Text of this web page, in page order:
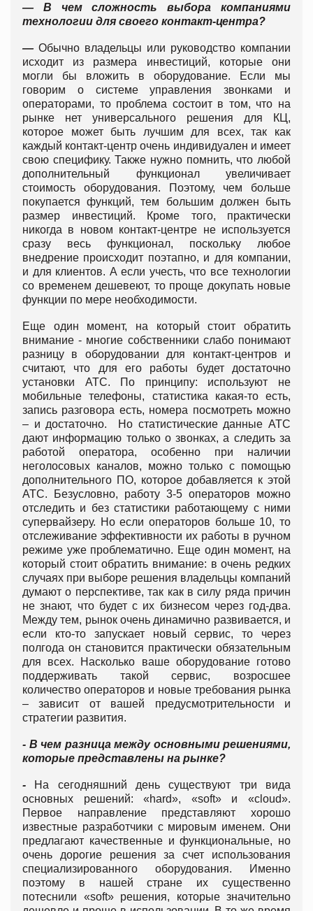
— В чем сложность выбора компаниями
технологии для своего контакт-центра?
— Обычно владельцы или руководство компании
исходит из размера инвестиций, которые они
могли бы вложить в оборудование. Если мы
говорим о системе управления звонками и
операторами, то проблема состоит в том, что на
рынке нет универсального решения для КЦ,
которое может быть лучшим для всех, так как
каждый контакт-центр очень индивидуален и имеет
свою специфику. Также нужно помнить, что любой
дополнительный функционал увеличивает
стоимость оборудования. Поэтому, чем больше
покупается функций, тем большим должен быть
размер инвестиций. Кроме того, практически
никогда в новом контакт-центре не используется
сразу весь функционал, поскольку любое
внедрение происходит поэтапно, и для компании,
и для клиентов. А если учесть, что все технологии
со временем дешевеют, то проще докупать новые
функции по мере необходимости.
Еще один момент, на который стоит обратить
внимание - многие собственники слабо понимают
разницу в оборудовании для контакт-центров и
считают, что для его работы будет достаточно
установки АТС. По принципу: используют не
мобильные телефоны, статистика какая-то есть,
запись разговора есть, номера посмотреть можно
– и достаточно. Но статистические данные АТС
дают информацию только о звонках, а следить за
работой оператора, особенно при наличии
неголосовых каналов, можно только с помощью
дополнительного ПО, которое добавляется к этой
АТС. Безусловно, работу 3-5 операторов можно
отследить и без статистики работающему с ними
супервайзеру. Но если операторов больше 10, то
отслеживание эффективности их работы в ручном
режиме уже проблематично. Еще один момент, на
который стоит обратить внимание: в очень редких
случаях при выборе решения владельцы компаний
думают о перспективе, так как в силу ряда причин
не знают, что будет с их бизнесом через год-два.
Между тем, рынок очень динамично развивается, и
если кто-то запускает новый сервис, то через
полгода он становится практически обязательным
для всех. Насколько ваше оборудование готово
поддерживать такой сервис, возросшее
количество операторов и новые требования рынка
– зависит от вашей предусмотрительности и
стратегии развития.
- В чем разница между основными решениями,
которые представлены на рынке?
- На сегодняшний день существуют три вида
основных решений: «hard», «soft» и «cloud».
Первое направление представляют хорошо
известные разработчики с мировым именем. Они
предлагают качественные и функциональные, но
очень дорогие решения за счет использования
специализированного оборудования. Именно
поэтому в нашей стране их существенно
потеснили «soft» решения, которые значительно